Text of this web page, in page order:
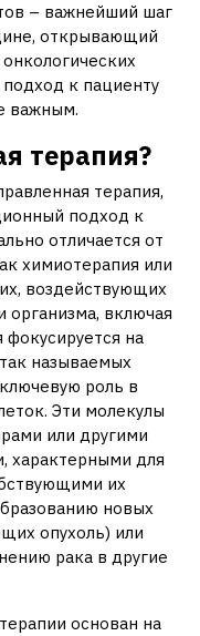
– важнейший шаг
открывающий
к пациенту
важным.
терапия?
терапия‚
подход к
отличается от
химиотерапия или
воздействующих
включая
фокусируется на
называемых
роль в
Эти молекулы
или другими
характерными для
их
новых
опухоль) или
рака в другие
основан на